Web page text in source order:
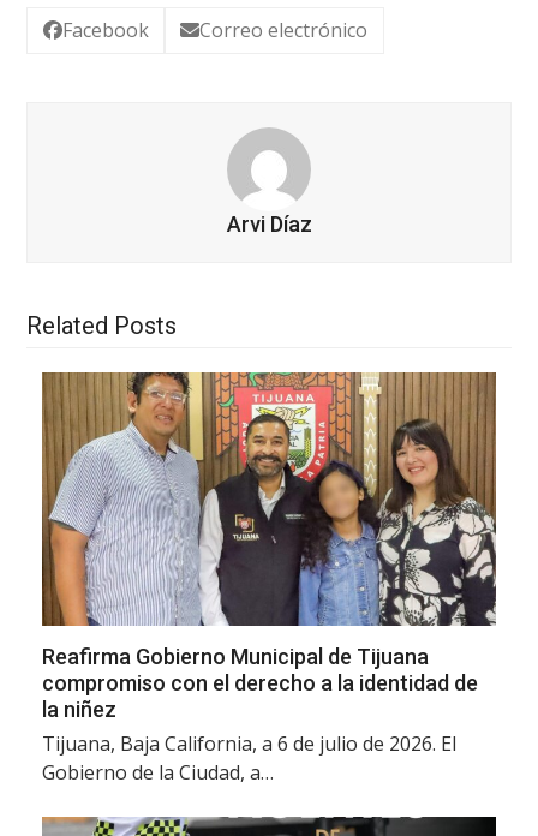
Facebook Correo electrónico
Arvi Díaz
Related Posts
Reafirma Gobierno Municipal de Tijuana
compromiso con el derecho a la identidad de
la niñez
Tijuana, Baja California, a 6 de julio de 2026. El
Gobierno de la Ciudad, a…